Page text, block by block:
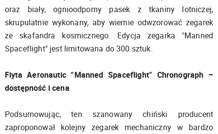
oraz biały, ognioodporny pasek z tkaniny lotniczej,
skrupulatnie wykonany, aby wiernie odwzorować zegarek
ze skafandra kosmicznego. Edycja zegarka "Manned
Spaceflight" jest limitowana do 300 sztuk.
Fiyta Aeronautic “Manned Spaceflight” Chronograph –
dostępność i cena
Podsumowując, ten szanowany chiński producent
zaproponował kolejny zegarek mechaniczny w bardzo